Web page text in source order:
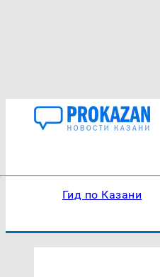
Гид по Казани